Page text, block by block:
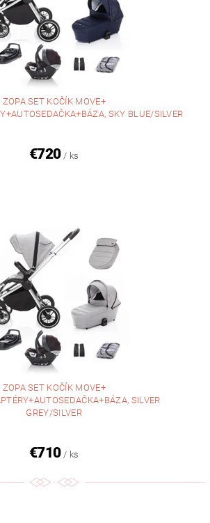
ZOPA SET KOČÍK MOVE+
SKY BLUE/SILVER
€720 / ks
ZOPA SET KOČÍK MOVE+
SILVER
GREY/SILVER
€710 / ks